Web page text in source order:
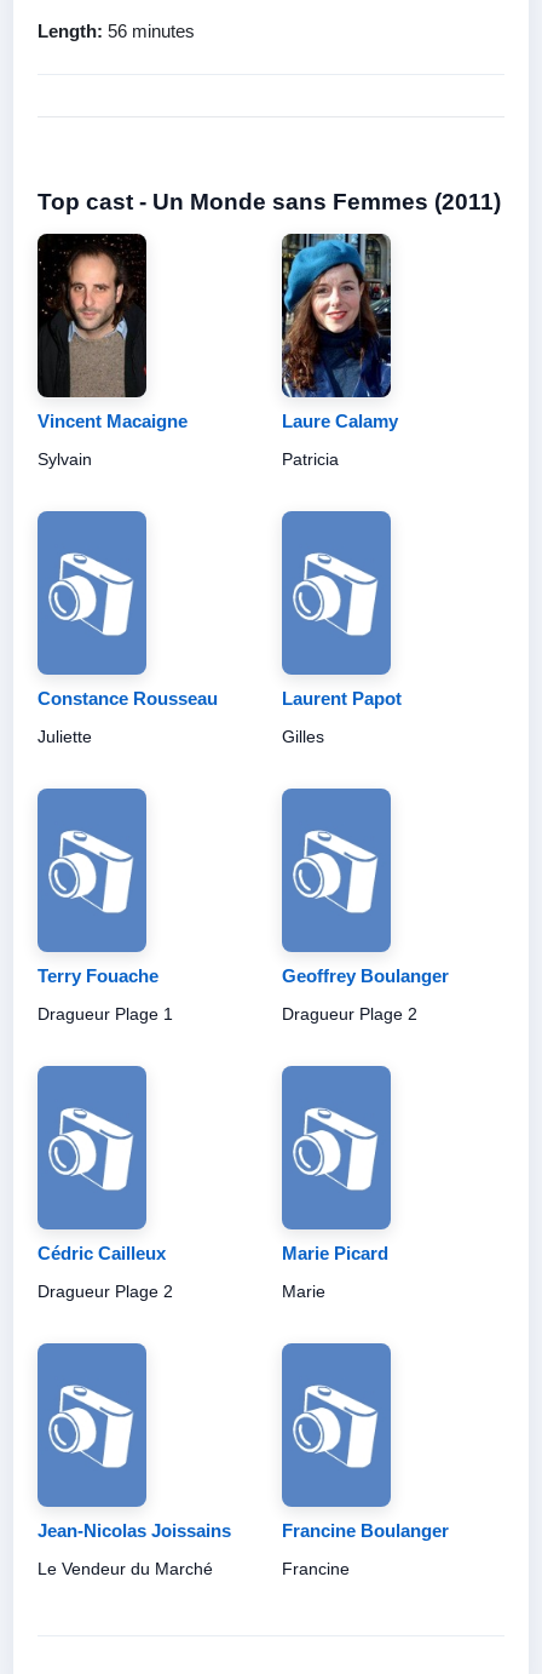
Length: 56 minutes
Top cast - Un Monde sans Femmes (2011)
Vincent Macaigne
Sylvain
Laure Calamy
Patricia
Constance Rousseau
Juliette
Laurent Papot
Gilles
Terry Fouache
Dragueur Plage 1
Geoffrey Boulanger
Dragueur Plage 2
Cédric Cailleux
Dragueur Plage 2
Marie Picard
Marie
Jean-Nicolas Joissains
Le Vendeur du Marché
Francine Boulanger
Francine